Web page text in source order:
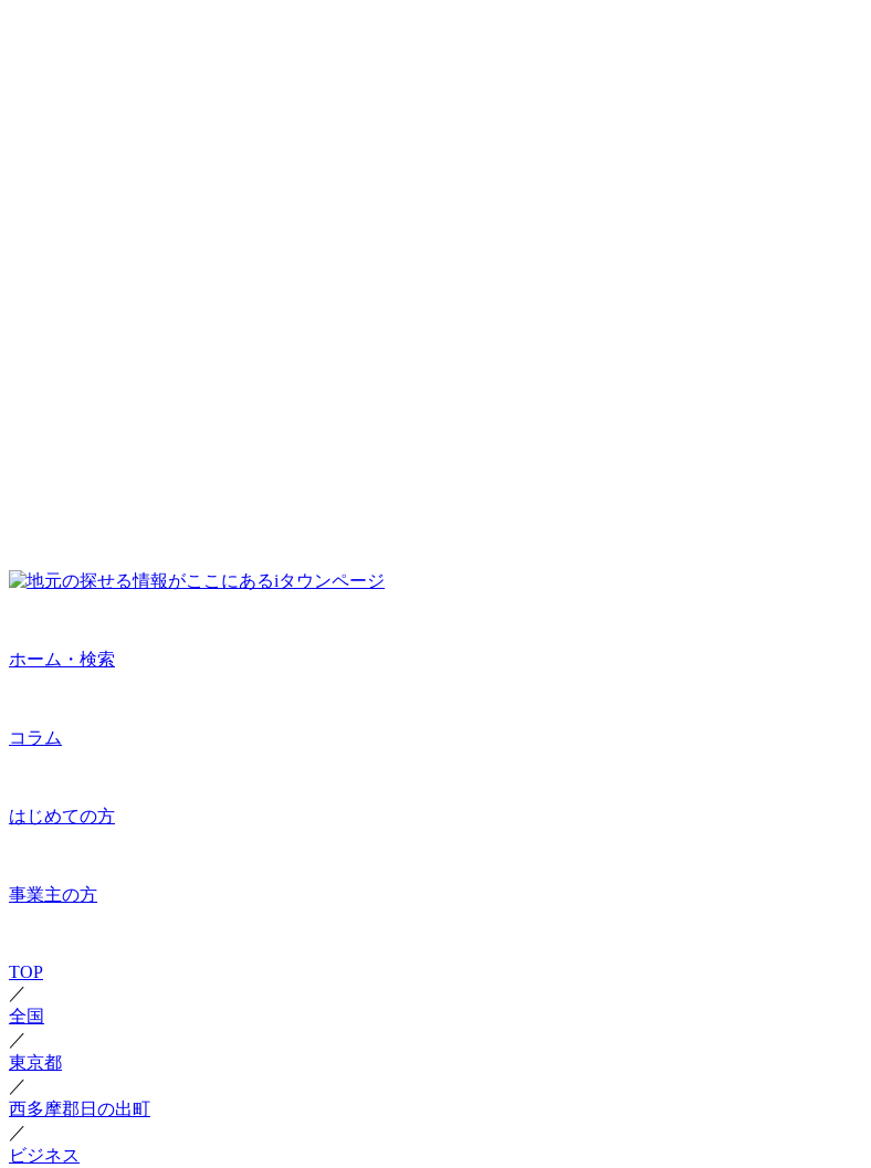
ホーム・検索
コラム
はじめての方
事業主の方
TOP
／
全国
／
東京都
／
西多摩郡日の出町
／
ビジネス